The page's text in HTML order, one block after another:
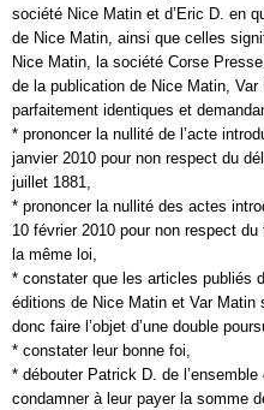
société Nice Matin et d’Eric D. en
de Nice Matin, ainsi que celles
Nice Matin, la société Corse
de la publication de Nice Matin,
parfaitement identiques et
* prononcer la nullité de l’acte
janvier 2010 pour non respect du
juillet 1881,
* prononcer la nullité des actes
10 février 2010 pour non respect
la même loi,
* constater que les articles publiés
éditions de Nice Matin et Var Matin
donc faire l’objet d’une double
* constater leur bonne foi,
* débouter Patrick D. de
condamner à leur payer la somme